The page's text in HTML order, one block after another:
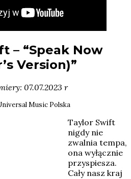
– “Speak Now
Version)”
07.07.2023 r
Music Polska
Taylor Swift
nigdy nie
zwalnia tempa,
ona wyłącznie
przyspiesza.
Cały nasz kraj